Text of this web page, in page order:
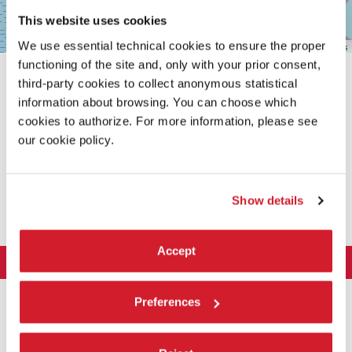
This website uses cookies
We use essential technical cookies to ensure the proper
functioning of the site and, only with your prior consent,
third-party cookies to collect anonymous statistical
information about browsing. You can choose which
cookies to authorize. For more information, please see
our cookie policy.
Show details
Accept
Preferences
Leaflet| ©OpenStreetMapcontributors
Storia
Esposizione
ARCHITETTURA 2027